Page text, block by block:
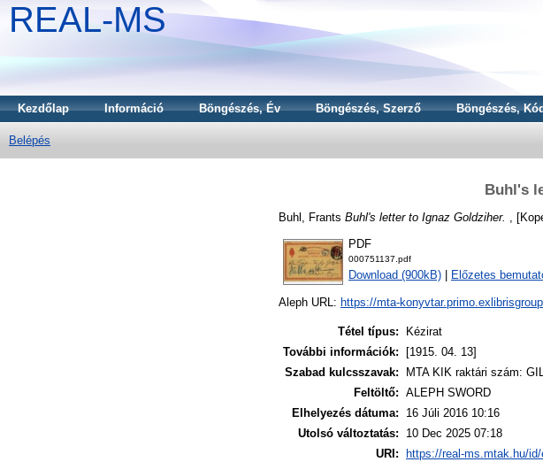
REAL-MS
Kezdőlap Információ Böngészés, Év Böngészés, Szerző Böngészés,
Belépés
Buhl's
Buhl, Frants Buhl's letter to Ignaz Goldziher. ,
PDF
000751137.pdf
Download (900kB) Előzetes
Aleph URL: https://mta-
Tétel típus:
Kézirat
További információk:
[1915. 04. 13]
Szabad kulcsszavak:
MTA KIK raktári szám:
Feltöltő: ALEPH SWORD
Elhelyezés dátuma:
16 Júli 2016 10:16
Utolsó változtatás:
10 Dec 2025 07:18
URI:
https://real-ms.mtak.hu/